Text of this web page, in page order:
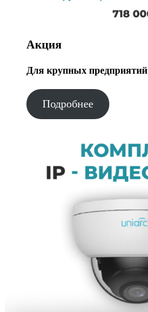
Акция
Для крупных предприятий
Подробнее